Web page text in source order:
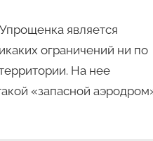
является
ограничений ни по
На нее
«запасной